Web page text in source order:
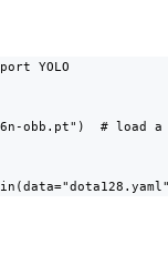
YOLO
obb.pt")  # load